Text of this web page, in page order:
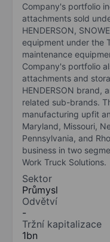
Company's portfolio
attachments sold
HENDERSON,
equipment under the
maintenance
Company's portfolio
attachments and
HENDERSON brand,
related sub-brands.
manufacturing upfit
Maryland, Missouri,
Pennsylvania, and
business in two
Work Truck Solutions.
Sektor
Průmysl
Odvětví
-
Tržní kapitalizace
1bn